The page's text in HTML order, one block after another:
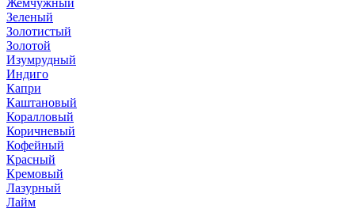
Жемчужный
Зеленый
Золотистый
Золотой
Изумрудный
Индиго
Капри
Каштановый
Коралловый
Коричневый
Кофейный
Красный
Кремовый
Лазурный
Лайм